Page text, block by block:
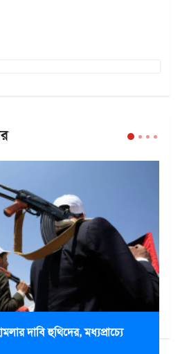
দাবি হুথিদের, মধ্যপ্রাচ্যে